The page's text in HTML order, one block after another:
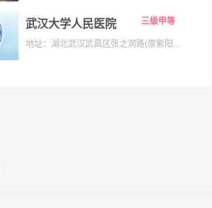
武汉大学人民医院 三级甲等